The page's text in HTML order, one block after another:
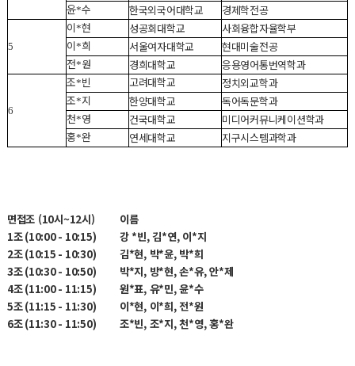
윤*수 한국외국어대학교 경제학전공
5
이*현 성공회대학교
사회융합자율학부
이*희 서울여자대학교
현대미술전공
전*원 경희대학교 응용영어통번역학과
6
조*빈 고려대학교
정치외교학과
조*지 한양대학교
독어독문학과
천*영 건국대학교
미디어커뮤니케이션학과
홍*완 연세대학교 지구시스템과학과
면접조 (10시~12시)
이름
1조 (10:00 - 10:15)
강 *빈, 김*연, 이*지
2조 (10:15 - 10:30)
김*현, 박*윤, 박*희
3조 (10:30 - 10:50)
박*지, 방*현, 손*유, 안*제
4조 (11:00 - 11:15)
원*표, 유*민, 윤*수
5조 (11:15 - 11:30)
이*현, 이*희, 전*원
6조 (11:30 - 11:50) 조*빈, 조*지, 천*영, 홍*완